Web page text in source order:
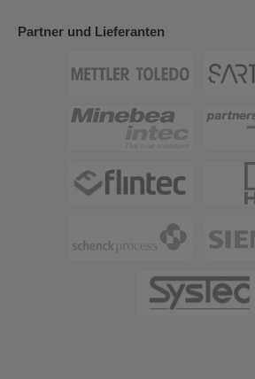
Partner und Lieferanten